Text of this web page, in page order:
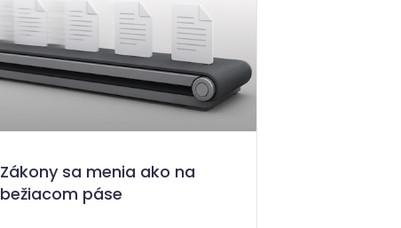
Zákony sa menia ako na
bežiacom páse